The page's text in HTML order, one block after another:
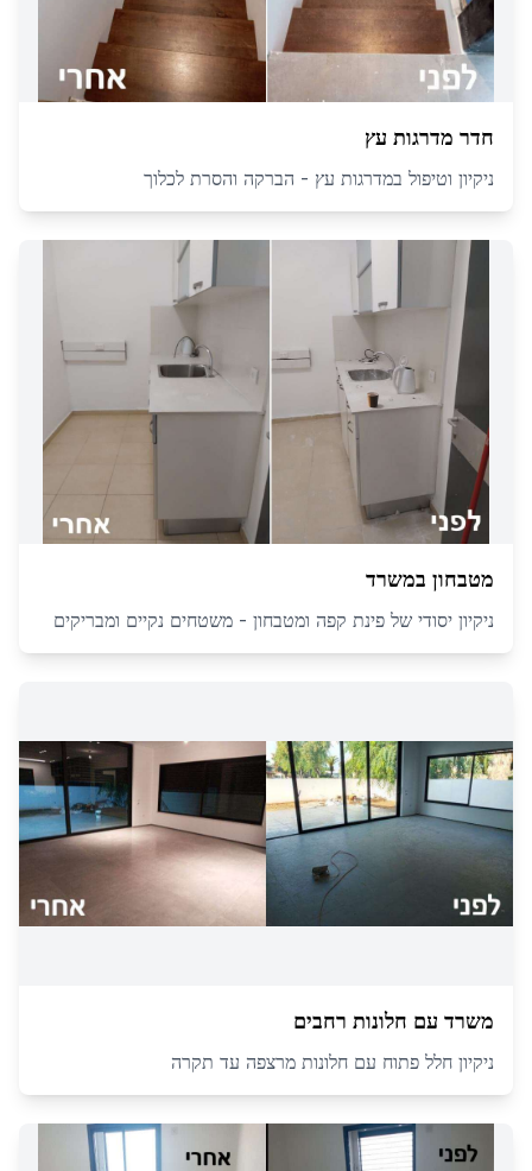
חדר מדרגות עץ
ניקיון וטיפול במדרגות עץ - הברקה והסרת לכלוך
מטבחון במשרד
ניקיון יסודי של פינת קפה ומטבחון - משטחים נקיים ומבריקים
משרד עם חלונות רחבים
ניקיון חלל פתוח עם חלונות מרצפה עד תקרה